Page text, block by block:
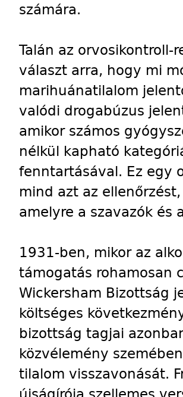
számára.
Talán az orvosikontroll-
választ arra, hogy mi
marihuánatilalom
valódi drogabúzus
amikor számos
nélkül kapható
fenntartásával. Ez egy
mind azt az
amelyre a szavazók és
1931-ben, mikor az
támogatás rohamosan
Wickersham Bizottság
költséges
bizottság tagjai
közvélemény
tilalom visszavonását.